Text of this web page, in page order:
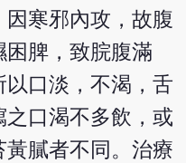
寒邪內攻，故腹
脾，致脘腹滿
口淡，不渴，舌
口渴不多飲，或
膩者不同。治療